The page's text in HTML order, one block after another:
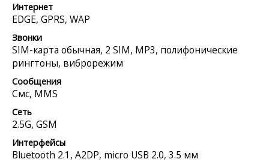
Интернет
EDGE, GPRS, WAP
Звонки
SIM-карта обычная, 2 SIM, MP3, полифонические
рингтоны, виброрежим
Сообщения
Смс, MMS
Сеть
2.5G, GSM
Интерфейсы
Bluetooth 2.1, A2DP, micro USB 2.0, 3.5 мм